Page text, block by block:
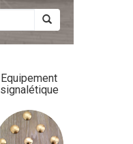
Equipement
signalétique